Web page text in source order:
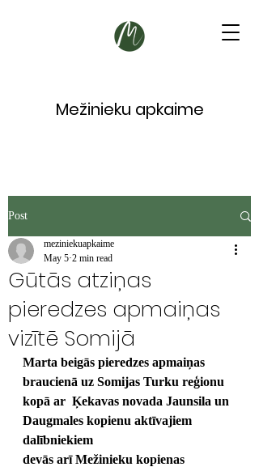
Mežinieku apkaime
Post
Gūtās atziņas
pieredzes apmaiņas
vizītē Somijā
meziniekuapkaime
May 5 2 min read
Marta beigās pieredzes apmaiņas
braucienā uz Somijas Turku reģionu
kopā ar  Ķekavas novada Jaunsila un
Daugmales kopienu aktīvajiem
dalībniekiem
devās arī Mežinieku kopienas